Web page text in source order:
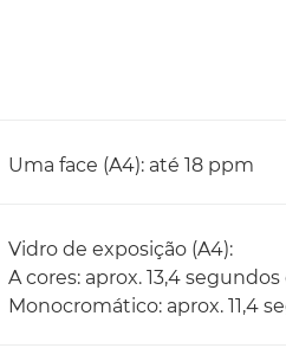
Uma face (A4): até 18 ppm
Vidro de exposição (A4):
A cores: aprox. 13,4
Monocromático: aprox. 11,4